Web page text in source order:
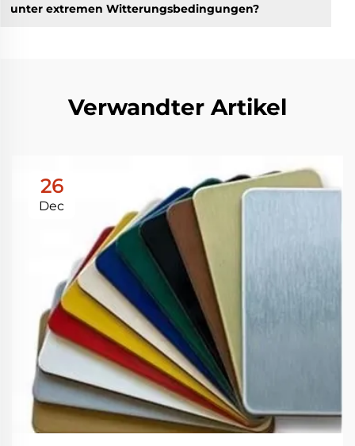
unter extremen Witterungsbedingungen?
Verwandter Artikel
26
Dec